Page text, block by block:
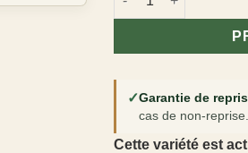
✓Garantie de
cas de non-reprise.
Cette variété est